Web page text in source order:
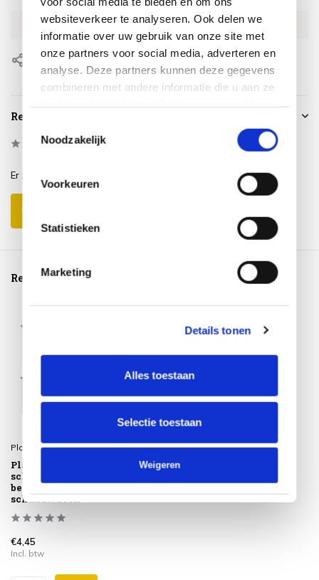
websiteverkeer te analyseren. Ook delen we
informatie over uw gebruik van onze site met
onze partners voor social media, adverteren en
analyse. Deze partners kunnen deze gegevens
combineren met andere informatie die u aan ze
Noodzakelijk
Voorkeuren
Statistieken
Marketing
Details tonen
Alles toestaan
Selectie toestaan
Weigeren
EAN 8720039166639
Delen
Reviews
0/5 Based on 0 reviews
Er zijn nog geen reviews geschreven over dit product..
Schrijf je eigen review
Reeds bekeken
Platinum
Platinum Sun & Shade
schroeven 20x voor de
bevestiging van een
schaduwdoek
€4,45
Incl. btw